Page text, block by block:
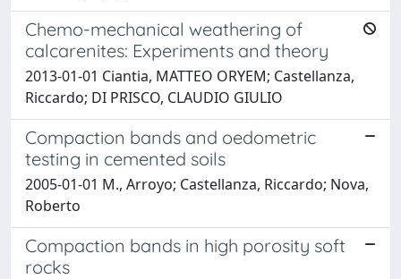
Chemo-mechanical weathering of
calcarenites: Experiments and theory
2013-01-01 Ciantia, MATTEO ORYEM; Castellanza,
Riccardo; DI PRISCO, CLAUDIO GIULIO
Compaction bands and oedometric
testing in cemented soils
2005-01-01 M., Arroyo; Castellanza, Riccardo; Nova,
Roberto
Compaction bands in high porosity soft
rocks